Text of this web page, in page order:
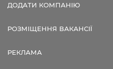
ДОДАТИ КОМПАНІЮ
РОЗМІЩЕННЯ ВАКАНСІЇ
РЕКЛАМА